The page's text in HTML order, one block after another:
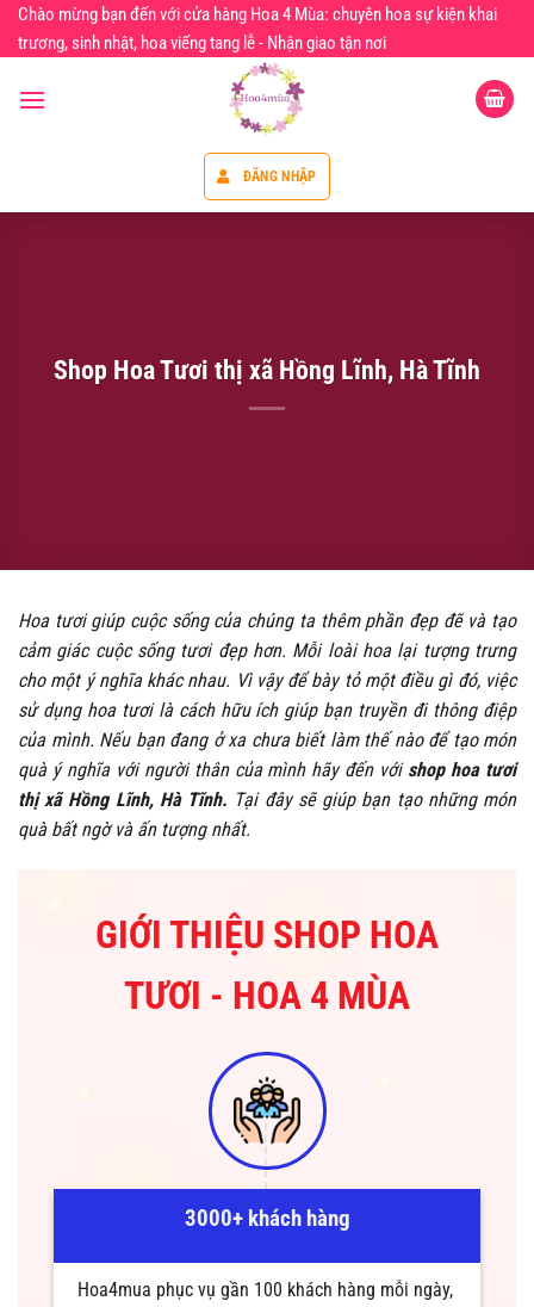
Chuyển
đến
dung
Chào mừng bạn đến với cửa hàng Hoa 4 Mùa: chuyên hoa sự kiện khai
trương, sinh nhật, hoa viếng tang lễ - Nhận giao tận nơi
ĐĂNG NHẬP
Shop Hoa Tươi thị xã Hồng Lĩnh, Hà Tĩnh
Hoa tươi giúp cuộc sống của chúng ta thêm phần đẹp đẽ và tạo
cảm giác cuộc sống tươi đẹp hơn. Mỗi loài hoa lại tượng trưng
cho một ý nghĩa khác nhau. Vì vậy để bày tỏ một điều gì đó, việc
sử dụng hoa tươi là cách hữu ích giúp bạn truyền đi thông điệp
của mình. Nếu bạn đang ở xa chưa biết làm thế nào để tạo món
quà ý nghĩa với người thân của mình hãy đến với shop hoa tươi
thị xã Hồng Lĩnh, Hà Tĩnh. Tại đây sẽ giúp bạn tạo những món
quà bất ngờ và ấn tượng nhất.
GIỚI THIỆU SHOP HOA
TƯƠI - HOA 4 MÙA
3000+ khách hàng
Hoa4mua phục vụ gần 100 khách hàng mỗi ngày,